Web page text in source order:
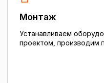
Монтаж
Устанавливаем
проектом, производим